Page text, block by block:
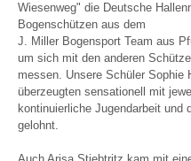
Wiesenweg" die Deutsche
Bogenschützen aus dem
J. Miller Bogensport Team aus
um sich mit den anderen
messen. Unsere Schüler Sophie
überzeugten sensationell mit
kontinuierliche Jugendarbeit
gelohnt.